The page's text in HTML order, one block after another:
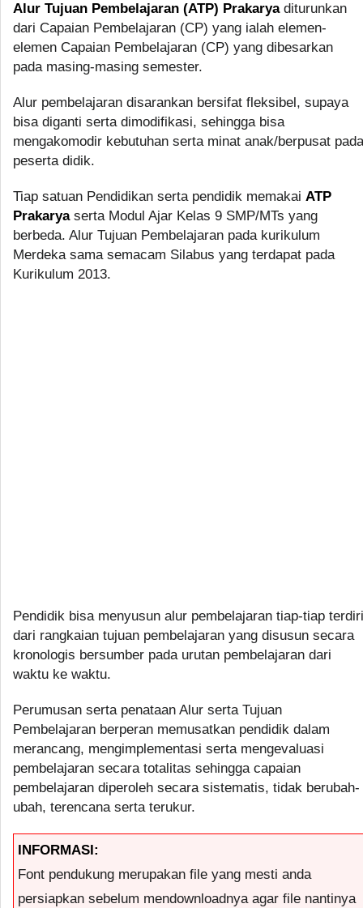
Alur Tujuan Pembelajaran (ATP) Prakaryaditurunkan
dari Capaian Pembelajaran (CP) yang ialah elemen-
elemen Capaian Pembelajaran (CP) yang dibesarkan
pada masing-masing semester.
Alur pembelajaran disarankan bersifat fleksibel, supaya
bisa diganti serta dimodifikasi, sehingga bisa
mengakomodir kebutuhan serta minat anak/berpusat pada
peserta didik.
Tiap satuan Pendidikan serta pendidik memakai ATP
Prakaryaserta Modul Ajar Kelas 9 SMP/MTs yang
berbeda. Alur Tujuan Pembelajaran pada kurikulum
Merdeka sama semacam Silabus yang terdapat pada
Kurikulum 2013.
Pendidik bisa menyusun alur pembelajaran tiap-tiap terdiri
dari rangkaian tujuan pembelajaran yang disusun secara
kronologis bersumber pada urutan pembelajaran dari
waktu ke waktu.
Perumusan serta penataan Alur serta Tujuan
Pembelajaran berperan memusatkan pendidik dalam
merancang, mengimplementasi serta mengevaluasi
pembelajaran secara totalitas sehingga capaian
pembelajaran diperoleh secara sistematis, tidak berubah-
ubah, terencana serta terukur.
INFORMASI:
Font pendukung merupakan file yang mesti anda
persiapkan sebelum mendownloadnya agar file nantinya